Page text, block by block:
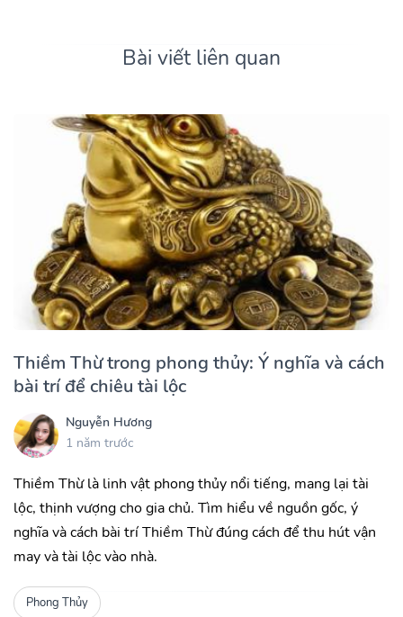
Bài viết liên quan
Thiềm Thừ trong phong thủy: Ý nghĩa và cách
bài trí để chiêu tài lộc
Nguyễn Hương
1 năm trước
Thiềm Thừ là linh vật phong thủy nổi tiếng, mang lại tài
lộc, thịnh vượng cho gia chủ. Tìm hiểu về nguồn gốc, ý
nghĩa và cách bài trí Thiềm Thừ đúng cách để thu hút vận
may và tài lộc vào nhà.
Phong Thủy